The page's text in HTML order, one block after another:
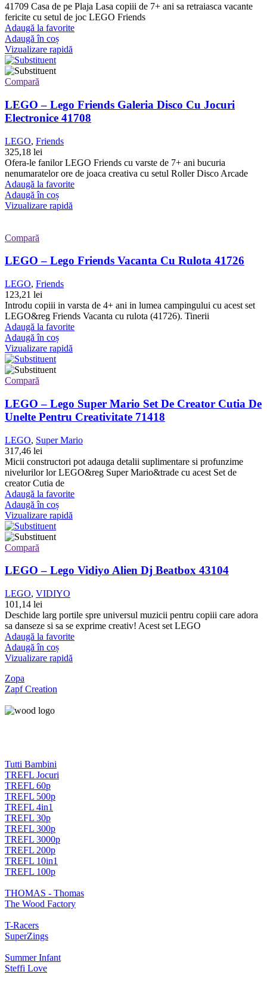
41709 Casa de pe Plaja Lasa copiii de 7+ ani sa retraiasca vacante
fericite cu setul de joc LEGO Friends
Adaugă la favorite
Adaugă în coș
Vizualizare rapidă
Compară
LEGO – Lego Friends Galeria Disco Cu Jocuri
Electronice 41708
LEGO, Friends
325,18 lei
Ofera-le fanilor LEGO Friends cu varste de 7+ ani bucuria
nenumaratelor ore de joaca creativa cu setul Roller Disco Arcade
Adaugă la favorite
Adaugă în coș
Vizualizare rapidă
Compară
LEGO – Lego Friends Vacanta Cu Rulota 41726
LEGO, Friends
123,21 lei
Introdu copiii in varsta de 4+ ani in lumea campingului cu acest set
LEGO&reg Friends Vacanta cu rulota (41726). Tinerii
Adaugă la favorite
Adaugă în coș
Vizualizare rapidă
Compară
LEGO – Lego Super Mario Set De Creator Cutia De
Unelte Pentru Creativitate 71418
LEGO, Super Mario
317,46 lei
Micii constructori pot adauga detalii suplimentare si profunzime
nivelurilor lor LEGO&reg Super Mario&trade cu acest Set de
creator Cutia de
Adaugă la favorite
Adaugă în coș
Vizualizare rapidă
Compară
LEGO – Lego Vidiyo Alien Dj Beatbox 43104
LEGO, VIDIYO
101,14 lei
Deschide larg portile spre universul muzicii pentru copiii care adora
sa danseze si sa se exprime creativ! Acest set LEGO
Adaugă la favorite
Adaugă în coș
Vizualizare rapidă
Zopa
Zapf Creation
Tutti Bambini
TREFL Jocuri
TREFL 60p
TREFL 500p
TREFL 4in1
TREFL 30p
TREFL 300p
TREFL 3000p
TREFL 200p
TREFL 10in1
TREFL 100p
THOMAS - Thomas
The Wood Factory
T-Racers
SuperZings
Summer Infant
Steffi Love